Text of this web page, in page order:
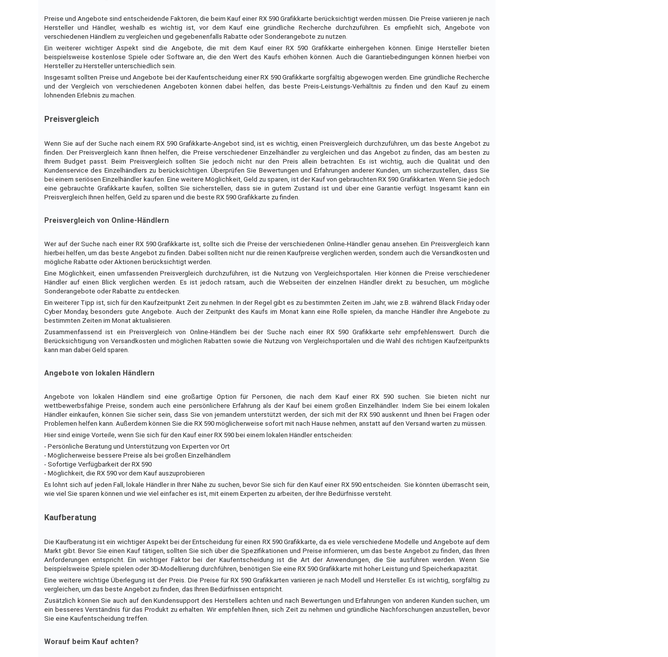
Preise und Angebote sind entscheidende Faktoren, die beim Kauf einer RX 590 Grafikkarte berücksichtigt werden müssen. Die Preise variieren je nach
Hersteller und Händler, weshalb es wichtig ist, vor dem Kauf eine gründliche Recherche durchzuführen. Es empfiehlt sich, Angebote von
verschiedenen Händlern zu vergleichen und gegebenenfalls Rabatte oder Sonderangebote zu nutzen.
Ein weiterer wichtiger Aspekt sind die Angebote, die mit dem Kauf einer RX 590 Grafikkarte einhergehen können. Einige Hersteller bieten
beispielsweise kostenlose Spiele oder Software an, die den Wert des Kaufs erhöhen können. Auch die Garantiebedingungen können hierbei von
Hersteller zu Hersteller unterschiedlich sein.
Insgesamt sollten Preise und Angebote bei der Kaufentscheidung einer RX 590 Grafikkarte sorgfältig abgewogen werden. Eine gründliche Recherche
und der Vergleich von verschiedenen Angeboten können dabei helfen, das beste Preis-Leistungs-Verhältnis zu finden und den Kauf zu einem
lohnenden Erlebnis zu machen.
Preisvergleich
Wenn Sie auf der Suche nach einem RX 590 Grafikkarte-Angebot sind, ist es wichtig, einen Preisvergleich durchzuführen, um das beste Angebot zu
finden. Der Preisvergleich kann Ihnen helfen, die Preise verschiedener Einzelhändler zu vergleichen und das Angebot zu finden, das am besten zu
Ihrem Budget passt. Beim Preisvergleich sollten Sie jedoch nicht nur den Preis allein betrachten. Es ist wichtig, auch die Qualität und den
Kundenservice des Einzelhändlers zu berücksichtigen. Überprüfen Sie Bewertungen und Erfahrungen anderer Kunden, um sicherzustellen, dass Sie
bei einem seriösen Einzelhändler kaufen. Eine weitere Möglichkeit, Geld zu sparen, ist der Kauf von gebrauchten RX 590 Grafikkarten. Wenn Sie jedoch
eine gebrauchte Grafikkarte kaufen, sollten Sie sicherstellen, dass sie in gutem Zustand ist und über eine Garantie verfügt. Insgesamt kann ein
Preisvergleich Ihnen helfen, Geld zu sparen und die beste RX 590 Grafikkarte zu finden.
Preisvergleich von Online-Händlern
Wer auf der Suche nach einer RX 590 Grafikkarte ist, sollte sich die Preise der verschiedenen Online-Händler genau ansehen. Ein Preisvergleich kann
hierbei helfen, um das beste Angebot zu finden. Dabei sollten nicht nur die reinen Kaufpreise verglichen werden, sondern auch die Versandkosten und
mögliche Rabatte oder Aktionen berücksichtigt werden.
Eine Möglichkeit, einen umfassenden Preisvergleich durchzuführen, ist die Nutzung von Vergleichsportalen. Hier können die Preise verschiedener
Händler auf einen Blick verglichen werden. Es ist jedoch ratsam, auch die Webseiten der einzelnen Händler direkt zu besuchen, um mögliche
Sonderangebote oder Rabatte zu entdecken.
Ein weiterer Tipp ist, sich für den Kaufzeitpunkt Zeit zu nehmen. In der Regel gibt es zu bestimmten Zeiten im Jahr, wie z.B. während Black Friday oder
Cyber Monday, besonders gute Angebote. Auch der Zeitpunkt des Kaufs im Monat kann eine Rolle spielen, da manche Händler ihre Angebote zu
bestimmten Zeiten im Monat aktualisieren.
Zusammenfassend ist ein Preisvergleich von Online-Händlern bei der Suche nach einer RX 590 Grafikkarte sehr empfehlenswert. Durch die
Berücksichtigung von Versandkosten und möglichen Rabatten sowie die Nutzung von Vergleichsportalen und die Wahl des richtigen Kaufzeitpunkts
kann man dabei Geld sparen.
Angebote von lokalen Händlern
Angebote von lokalen Händlern sind eine großartige Option für Personen, die nach dem Kauf einer RX 590 suchen. Sie bieten nicht nur
wettbewerbsfähige Preise, sondern auch eine persönlichere Erfahrung als der Kauf bei einem großen Einzelhändler. Indem Sie bei einem lokalen
Händler einkaufen, können Sie sicher sein, dass Sie von jemandem unterstützt werden, der sich mit der RX 590 auskennt und Ihnen bei Fragen oder
Problemen helfen kann. Außerdem können Sie die RX 590 möglicherweise sofort mit nach Hause nehmen, anstatt auf den Versand warten zu müssen.
Hier sind einige Vorteile, wenn Sie sich für den Kauf einer RX 590 bei einem lokalen Händler entscheiden:
- Persönliche Beratung und Unterstützung von Experten vor Ort
- Möglicherweise bessere Preise als bei großen Einzelhändlern
- Sofortige Verfügbarkeit der RX 590
- Möglichkeit, die RX 590 vor dem Kauf auszuprobieren
Es lohnt sich auf jeden Fall, lokale Händler in Ihrer Nähe zu suchen, bevor Sie sich für den Kauf einer RX 590 entscheiden. Sie könnten überrascht sein,
wie viel Sie sparen können und wie viel einfacher es ist, mit einem Experten zu arbeiten, der Ihre Bedürfnisse versteht.
Kaufberatung
Die Kaufberatung ist ein wichtiger Aspekt bei der Entscheidung für einen RX 590 Grafikkarte, da es viele verschiedene Modelle und Angebote auf dem
Markt gibt. Bevor Sie einen Kauf tätigen, sollten Sie sich über die Spezifikationen und Preise informieren, um das beste Angebot zu finden, das Ihren
Anforderungen entspricht. Ein wichtiger Faktor bei der Kaufentscheidung ist die Art der Anwendungen, die Sie ausführen werden. Wenn Sie
beispielsweise Spiele spielen oder 3D-Modellierung durchführen, benötigen Sie eine RX 590 Grafikkarte mit hoher Leistung und Speicherkapazität.
Eine weitere wichtige Überlegung ist der Preis. Die Preise für RX 590 Grafikkarten variieren je nach Modell und Hersteller. Es ist wichtig, sorgfältig zu
vergleichen, um das beste Angebot zu finden, das Ihren Bedürfnissen entspricht.
Zusätzlich können Sie auch auf den Kundensupport des Herstellers achten und nach Bewertungen und Erfahrungen von anderen Kunden suchen, um
ein besseres Verständnis für das Produkt zu erhalten. Wir empfehlen Ihnen, sich Zeit zu nehmen und gründliche Nachforschungen anzustellen, bevor
Sie eine Kaufentscheidung treffen.
Worauf beim Kauf achten?